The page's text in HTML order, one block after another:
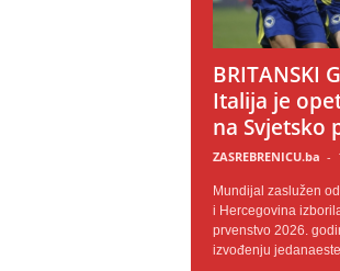
BRITANSKI
Italija je
na Svjetsko
ZASREBRENICU.ba -
Mundijal zaslužen
i Hercegovina
prvenstvo 2026.
izvođenju